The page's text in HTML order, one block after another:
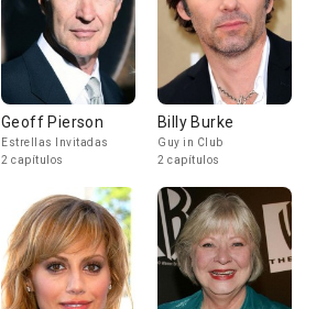
Geoff Pierson
Estrellas Invitadas
2 capítulos
Billy Burke
Guy in Club
2 capítulos